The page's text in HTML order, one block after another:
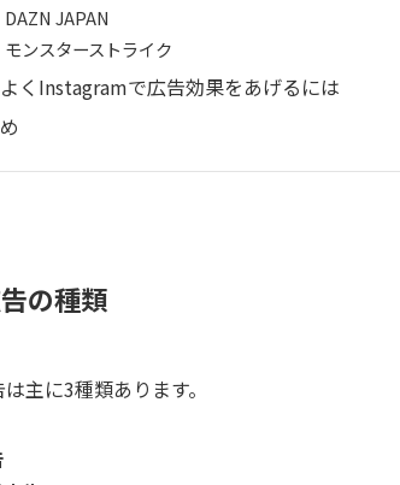
DAZN JAPAN
モンスターストライク
くInstagramで広告効果をあげるには
の種類
主に3種類あります。